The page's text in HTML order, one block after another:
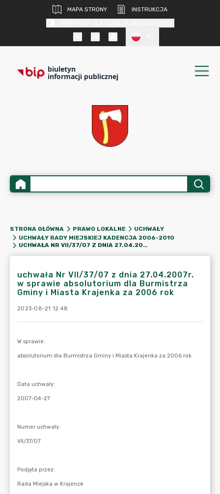
MAPA STRONY
INSTRUKCJA
biuletyn
informacji publicznej
STRONA GŁÓWNA PRAWO LOKALNE
UCHWAŁY
UCHWAŁY RADY MIEJSKIEJ KADENCJA 2006-2010
UCHWAŁA NR VII/37/07 Z DNIA 27.04.2007R. W SPRAWIE ABSOLUTORIUM DLA BURMISTRZA GMINY I MIASTA KRAJENKA ZA 2006 ROK
uchwała Nr VII/37/07 z dnia 27.04.2007r.
w sprawie absolutorium dla Burmistrza
Gminy i Miasta Krajenka za 2006 rok
2023-08-21 12:48